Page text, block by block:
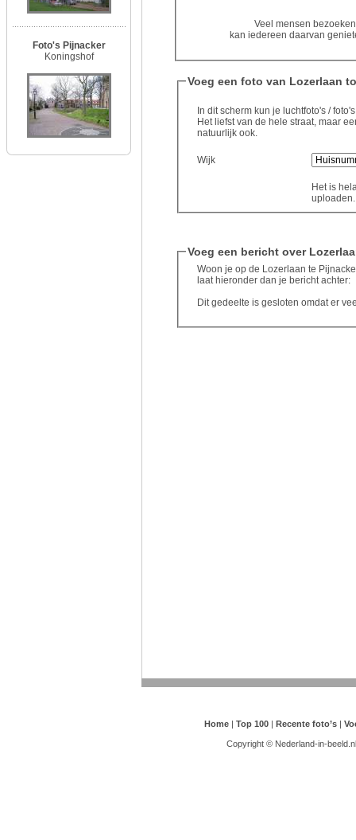
Foto's Pijnacker
Koningshof
Veel mensen
kan iedereen daarvan
Voeg een foto van Lozerlaan
In dit scherm kun je luchtfoto's /
Het liefst van de hele straat, maar
natuurlijk ook.
Wijk
Het is
Voeg een bericht over
Woon je op de Lozerlaan te
laat hieronder dan je bericht achter:
Dit gedeelte is gesloten omdat er
Home | Top 100 | Recente foto’s |
Copyright © Nederland-in-